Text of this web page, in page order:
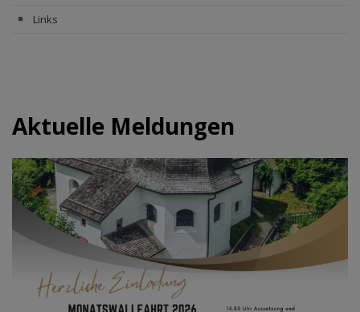
Links
Aktuelle Meldungen